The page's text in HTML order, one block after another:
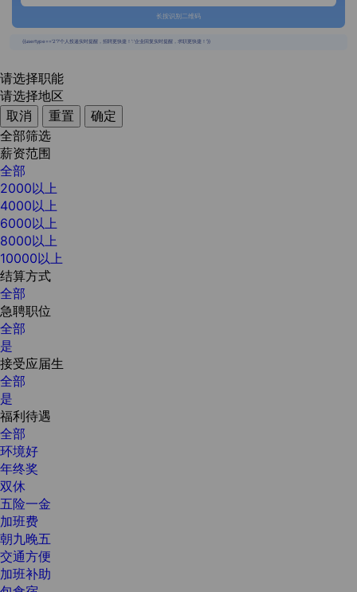
长按识别二维码
{{usertype=='2'?'个人投递实时提醒，招聘更快捷！':'企业回复实时提醒，求职更快捷！'}}
请选择职能
请选择地区
取消
重置
确定
全部筛选
薪资范围
全部
2000以上
4000以上
6000以上
8000以上
10000以上
结算方式
全部
急聘职位
全部
是
接受应届生
全部
是
福利待遇
全部
环境好
年终奖
双休
五险一金
加班费
朝九晚五
交通方便
加班补助